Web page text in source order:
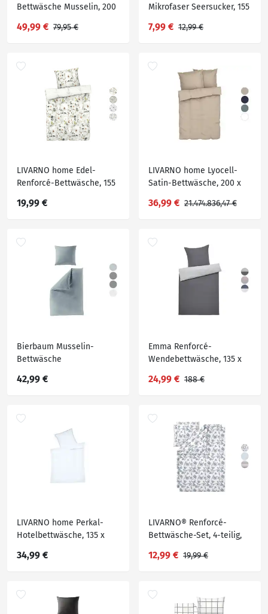
Bettwäsche Musselin, 200
49,99 € 79,95 €
Mikrofaser Seersucker, 155
7,99 € 12,99 €
LIVARNO home Edel-
Renforcé-Bettwäsche, 155
19,99 €
LIVARNO home Lyocell-
Satin-Bettwäsche, 200 x
36,99 € 21.474.836,47 €
Bierbaum Musselin-
Bettwäsche
42,99 €
Emma Renforcé-
Wendebettwäsche, 135 x
24,99 € 188 €
LIVARNO home Perkal-
Hotelbettwäsche, 135 x
34,99 €
LIVARNO® Renforcé-
Bettwäsche-Set, 4-teilig,
12,99 € 19,99 €